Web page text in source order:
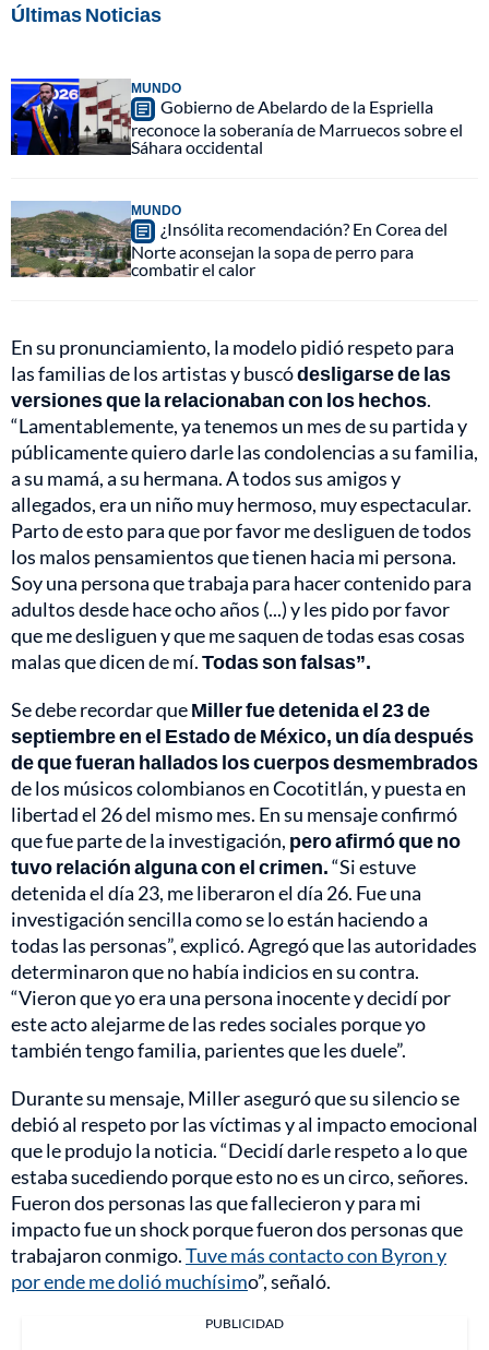
Últimas Noticias
MUNDO
Gobierno de Abelardo de la Espriella
reconoce la soberanía de Marruecos sobre el
Sáhara occidental
MUNDO
¿Insólita recomendación? En Corea del
Norte aconsejan la sopa de perro para
combatir el calor
En su pronunciamiento, la modelo pidió respeto para
las familias de los artistas y buscódesligarse de las
versiones que la relacionaban con los hechos.
“Lamentablemente, ya tenemos un mes de su partida y
públicamente quiero darle las condolencias a su familia,
a su mamá, a su hermana. A todos sus amigos y
allegados, era un niño muy hermoso, muy espectacular.
Parto de esto para que por favor me desliguen de todos
los malos pensamientos que tienen hacia mi persona.
Soy una persona que trabaja para hacer contenido para
adultos desde hace ocho años (...) y les pido por favor
que me desliguen y que me saquen de todas esas cosas
malas que dicen de mí.Todas son falsas”.
Se debe recordar queMiller fue detenida el 23 de
septiembre en el Estado de México, un día después
de que fueran hallados los cuerpos desmembrados
de los músicos colombianos en Cocotitlán, y puesta en
libertad el 26 del mismo mes. En su mensaje confirmó
que fue parte de la investigación, pero afirmó que no
tuvo relación alguna con el crimen.“Si estuve
detenida el día 23, me liberaron el día 26. Fue una
investigación sencilla como se lo están haciendo a
todas las personas”, explicó. Agregó que las autoridades
determinaron que no había indicios en su contra.
“Vieron que yo era una persona inocente y decidí por
este acto alejarme de las redes sociales porque yo
también tengo familia, parientes que les duele”.
Durante su mensaje, Miller aseguró que su silencio se
debió al respeto por las víctimas y al impacto emocional
que le produjo la noticia. “Decidí darle respeto a lo que
estaba sucediendo porque esto no es un circo, señores.
Fueron dos personas las que fallecieron y para mi
impacto fue un shock porque fueron dos personas que
trabajaron conmigo.Tuve más contacto con Byron y
por ende me dolió muchísimo”, señaló.
PUBLICIDAD